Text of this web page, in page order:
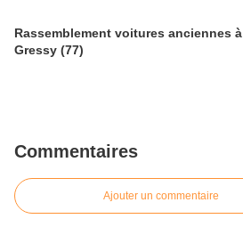
Rassemblement voitures anciennes à
Gressy (77)
Commentaires
Ajouter un commentaire